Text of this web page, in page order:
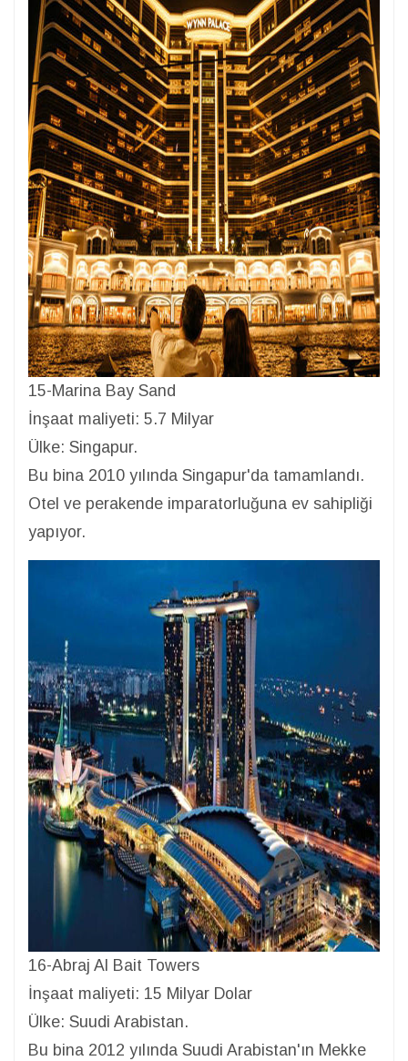
15-Marina Bay Sand
İnşaat maliyeti: 5.7 Milyar
Ülke: Singapur.
Bu bina 2010 yılında Singapur'da tamamlandı.
Otel ve perakende imparatorluğuna ev sahipliği
yapıyor.
16-Abraj Al Bait Towers
İnşaat maliyeti: 15 Milyar Dolar
Ülke: Suudi Arabistan.
Bu bina 2012 yılında Suudi Arabistan'ın Mekke